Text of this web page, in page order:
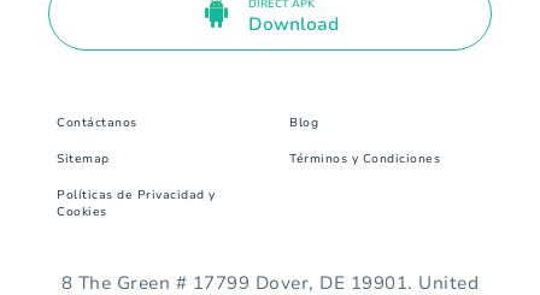
DIRECT APK
Download
Contáctanos Blog
Sitemap Términos y Condiciones
Políticas de Privacidad y
Cookies
8 The Green # 17799 Dover, DE 19901. United